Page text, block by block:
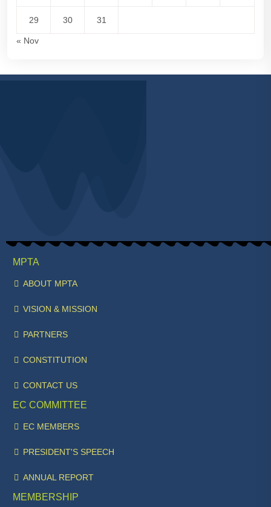
29 30 31
« Nov
MPTA
ABOUT MPTA
VISION & MISSION
PARTNERS
CONSTITUTION
CONTACT US
EC COMMITTEE
EC MEMBERS
PRESIDENT'S SPEECH
ANNUAL REPORT
MEMBERSHIP